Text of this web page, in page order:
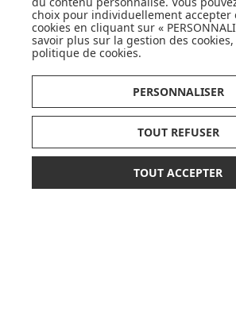
*
CARTES
JE DÉCOUVRE
Pionnier du WEB, leader français
sélective en puériculture depuis
choix pour individuellement accepter
cookies en cliquant sur «
savoir plus sur la gestion des
politique de cookies.
PERSONNALISER
TOUT REFUSER
TOUT ACCEPTER